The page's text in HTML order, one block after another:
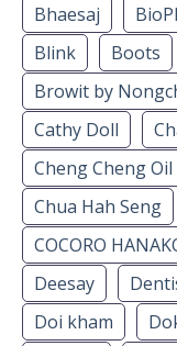
Bhaesaj
Blink
Boots
Browit by
Cathy Doll
Cheng Cheng Oil
Chua Hah Seng
COCORO
Deesay
Doi kham